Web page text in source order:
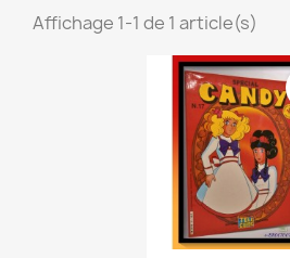
Affichage 1-1 de 1 article(s)